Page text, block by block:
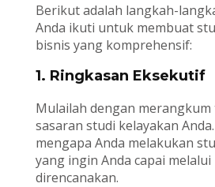
Berikut adalah langkah-
Anda ikuti untuk membuat
bisnis yang komprehensif:
1. Ringkasan Eksekutif
Mulailah dengan merangkum
sasaran studi kelayakan
mengapa Anda melakukan
yang ingin Anda capai
direncanakan.